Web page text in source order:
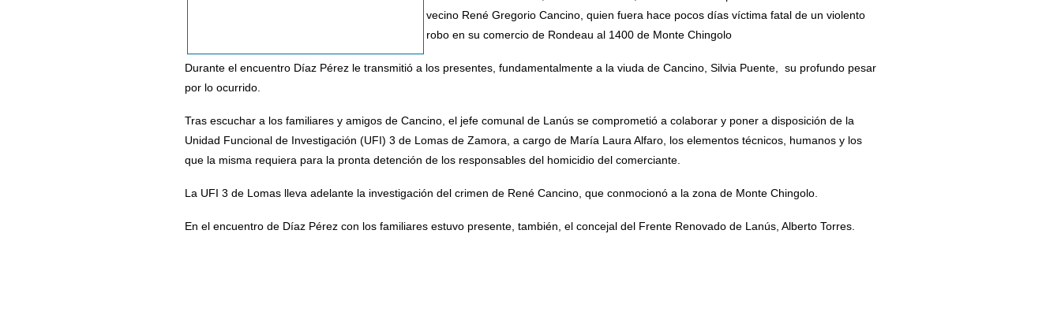
vecino René Gregorio Cancino, quien fuera hace pocos días víctima fatal de un violento
robo en su comercio de Rondeau al 1400 de Monte Chingolo
Durante el encuentro Díaz Pérez le transmitió a los presentes, fundamentalmente a la viuda de Cancino, Silvia Puente, su profundo pesar
por lo ocurrido.
Tras escuchar a los familiares y amigos de Cancino, el jefe comunal de Lanús se comprometió a colaborar y poner a disposición de la
Unidad Funcional de Investigación (UFI) 3 de Lomas de Zamora, a cargo de María Laura Alfaro, los elementos técnicos, humanos y los
que la misma requiera para la pronta detención de los responsables del homicidio del comerciante.
La UFI 3 de Lomas lleva adelante la investigación del crimen de René Cancino, que conmocionó a la zona de Monte Chingolo.
En el encuentro de Díaz Pérez con los familiares estuvo presente, también, el concejal del Frente Renovado de Lanús, Alberto Torres.